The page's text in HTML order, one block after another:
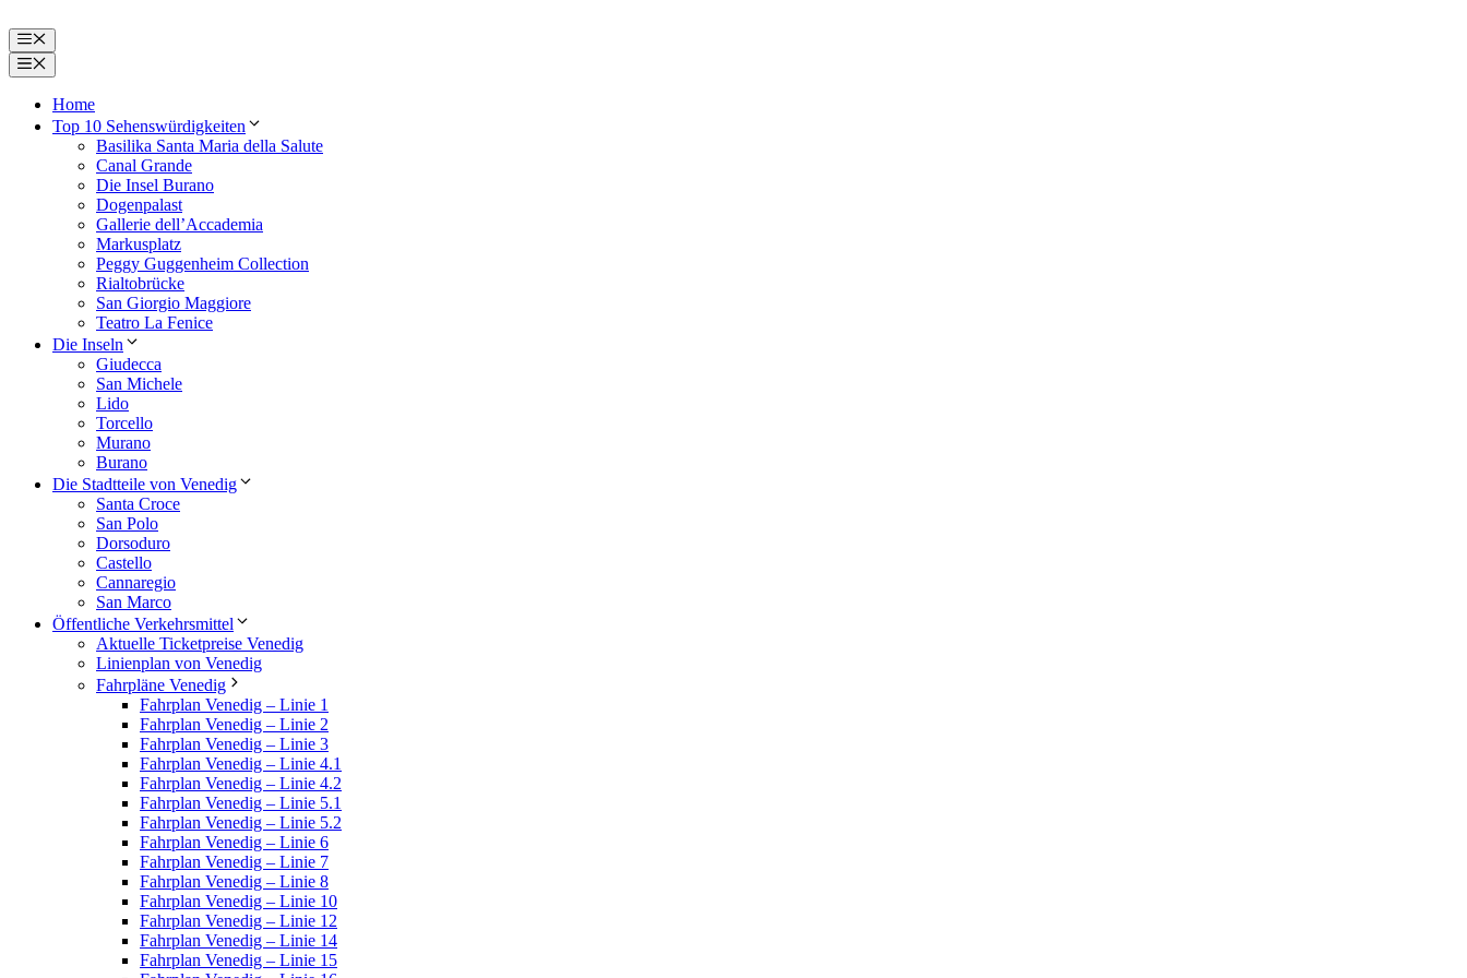
Inhalt
springen
Menü
Menü
Home
Top 10 Sehenswürdigkeiten
Basilika Santa Maria della Salute
Canal Grande
Die Insel Burano
Dogenpalast
Gallerie dell’Accademia
Markusplatz
Peggy Guggenheim Collection
Rialtobrücke
San Giorgio Maggiore
Teatro La Fenice
Die Inseln
Giudecca
San Michele
Lido
Torcello
Murano
Burano
Die Stadtteile von Venedig
Santa Croce
San Polo
Dorsoduro
Castello
Cannaregio
San Marco
Öffentliche Verkehrsmittel
Aktuelle Ticketpreise Venedig
Linienplan von Venedig
Fahrpläne Venedig
Fahrplan Venedig – Linie 1
Fahrplan Venedig – Linie 2
Fahrplan Venedig – Linie 3
Fahrplan Venedig – Linie 4.1
Fahrplan Venedig – Linie 4.2
Fahrplan Venedig – Linie 5.1
Fahrplan Venedig – Linie 5.2
Fahrplan Venedig – Linie 6
Fahrplan Venedig – Linie 7
Fahrplan Venedig – Linie 8
Fahrplan Venedig – Linie 10
Fahrplan Venedig – Linie 12
Fahrplan Venedig – Linie 14
Fahrplan Venedig – Linie 15